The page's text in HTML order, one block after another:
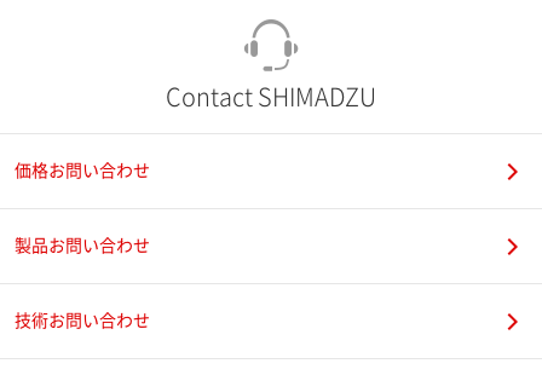
Contact SHIMADZU
価格お問い合わせ
製品お問い合わせ
技術お問い合わせ